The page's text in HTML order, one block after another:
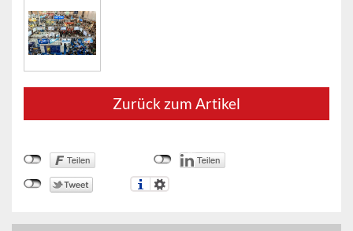
Zurück zum Artikel